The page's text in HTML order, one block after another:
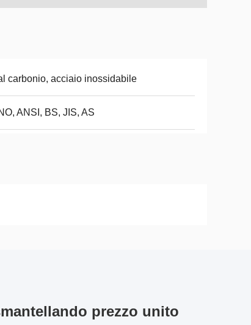
carbonio, acciaio inossidabile
ANSI, BS, JIS, AS
prezzo unito